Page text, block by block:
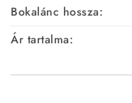
Bokalánc hossza:
Ár tartalma: